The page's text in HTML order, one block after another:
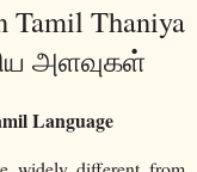
Tamil Thaniya
அளவுகள்
Language